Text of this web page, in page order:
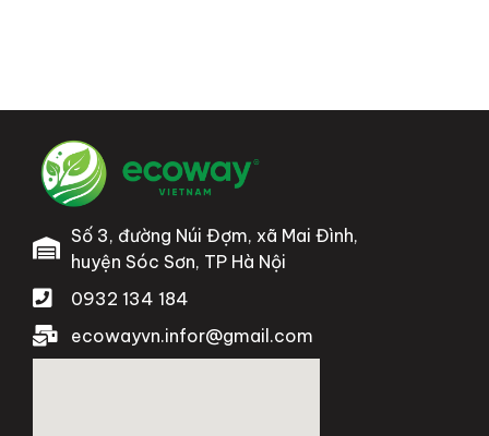
Số 3, đường Núi Đợm, xã Mai Đình,
huyện Sóc Sơn, TP Hà Nội
0932 134 184
ecowayvn.infor@gmail.com